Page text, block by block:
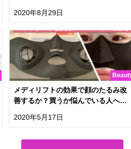
2020年8月29日
メディリフトの効果で顔のたるみ改
善するか？買うか悩んでいる人へ！
2020年5月17日